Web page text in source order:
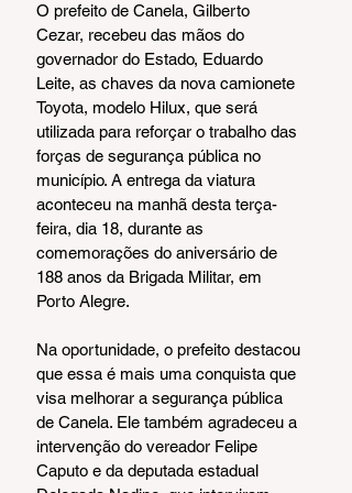
O prefeito de Canela, Gilberto
Cezar, recebeu das mãos do
governador do Estado, Eduardo
Leite, as chaves da nova camionete
Toyota, modelo Hilux, que será
utilizada para reforçar o trabalho das
forças de segurança pública no
município. A entrega da viatura
aconteceu na manhã desta terça-
feira, dia 18, durante as
comemorações do aniversário de
188 anos da Brigada Militar, em
Porto Alegre.
Na oportunidade, o prefeito destacou
que essa é mais uma conquista que
visa melhorar a segurança pública
de Canela. Ele também agradeceu a
intervenção do vereador Felipe
Caputo e da deputada estadual